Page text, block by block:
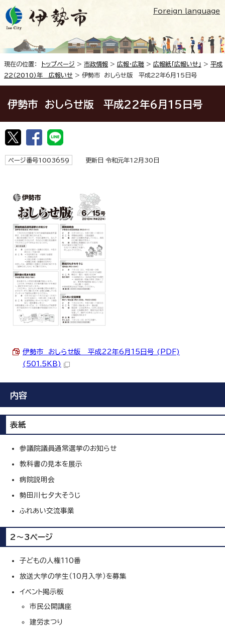
Foreign language
現在の位置： トップページ > 市政情報 > 広報・広聴 > 広報紙「広報いせ」 > 平成
22（2010）年 広報いせ > 伊勢市 おしらせ版 平成22年6月15日号
伊勢市 おしらせ版 平成22年6月15日号
ページ番号1003659 更新日 令和元年12月30日
伊勢市 おしらせ版 平成22年6月15日号 (PDF)
(501.5KB)
内容
表紙
参議院議員通常選挙のお知らせ
教科書の見本を展示
病院説明会
勢田川七夕大そうじ
ふれあい交流事業
2～3ページ
子どもの人権110番
放送大学の学生（10月入学）を募集
イベント掲示板
市民公開講座
建労まつり